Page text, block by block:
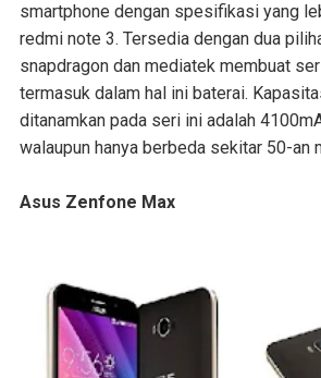
smartphone dengan spesifikasi yang
redmi note 3. Tersedia dengan dua
snapdragon dan mediatek membuat
termasuk dalam hal ini baterai.
ditanamkan pada seri ini adalah
walaupun hanya berbeda sekitar 50-an
Asus Zenfone Max